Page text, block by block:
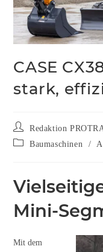
CASE
stark,
Redaktion
Baumaschinen
/
Mini-
Mit dem